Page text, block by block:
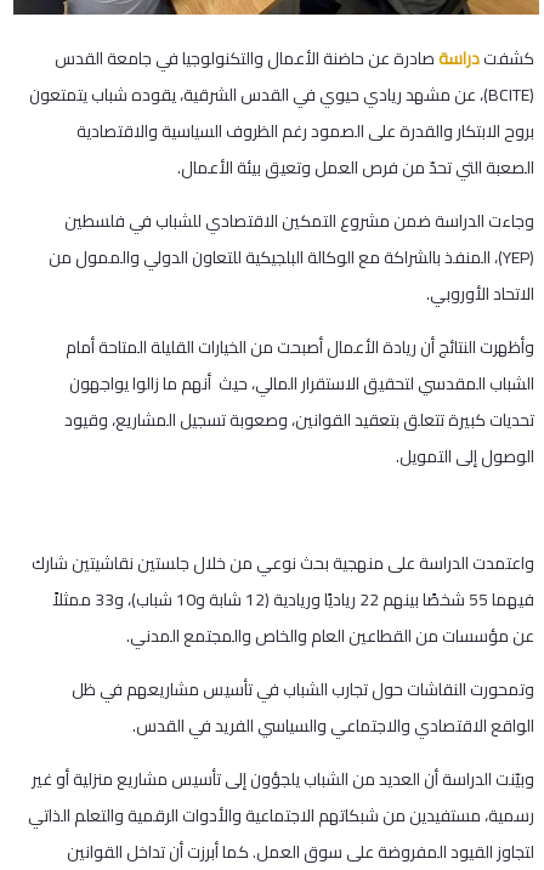
كشفتدراسةصادرة عن حاضنة الأعمال والتكنولوجيا في جامعة القدس
(BCITE)، عن مشهد ريادي حيوي في القدس الشرقية، يقوده شباب يتمتعون
بروح الابتكار والقدرة على الصمود رغم الظروف السياسية والاقتصادية
الصعبة التي تحدّ من فرص العمل وتعيق بيئة الأعمال.
وجاءت الدراسة ضمن مشروع التمكين الاقتصادي للشباب في فلسطين
(YEP)، المنفذ بالشراكة مع الوكالة البلجيكية للتعاون الدولي والممول من
الاتحاد الأوروبي.
وأظهرت النتائج أن ريادة الأعمال أصبحت من الخيارات القليلة المتاحة أمام
الشباب المقدسي لتحقيق الاستقرار المالي، حيث أنهم ما زالوا يواجهون
تحديات كبيرة تتعلق بتعقيد القوانين، وصعوبة تسجيل المشاريع، وقيود
الوصول إلى التمويل.
واعتمدت الدراسة على منهجية بحث نوعي من خلال جلستين نقاشيتين شارك
فيهما 55 شخصًا بينهم 22 رياديًا وريادية (12 شابة و10 شباب)، و33 ممثلاً
عن مؤسسات من القطاعين العام والخاص والمجتمع المدني.
وتمحورت النقاشات حول تجارب الشباب في تأسيس مشاريعهم في ظل
الواقع الاقتصادي والاجتماعي والسياسي الفريد في القدس.
وبيّنت الدراسة أن العديد من الشباب يلجؤون إلى تأسيس مشاريع منزلية أو غير
رسمية، مستفيدين من شبكاتهم الاجتماعية والأدوات الرقمية والتعلم الذاتي
لتجاوز القيود المفروضة على سوق العمل. كما أبرزت أن تداخل القوانين